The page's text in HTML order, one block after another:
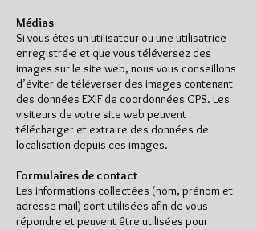
Médias
Si vous êtes un utilisateur ou une utilisatrice
enregistré·e et que vous téléversez des
images sur le site web, nous vous conseillons
d’éviter de téléverser des images contenant
des données EXIF de coordonnées GPS. Les
visiteurs de votre site web peuvent
télécharger et extraire des données de
localisation depuis ces images.
Formulaires de contact
Les informations collectées (nom, prénom et
adresse mail) sont utilisées afin de vous
répondre et peuvent être utilisées pour